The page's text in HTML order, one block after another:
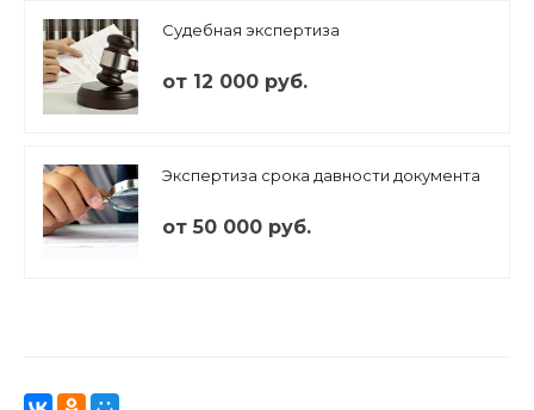
Судебная экспертиза
от 12 000 руб.
Экспертиза срока давности документа
от 50 000 руб.